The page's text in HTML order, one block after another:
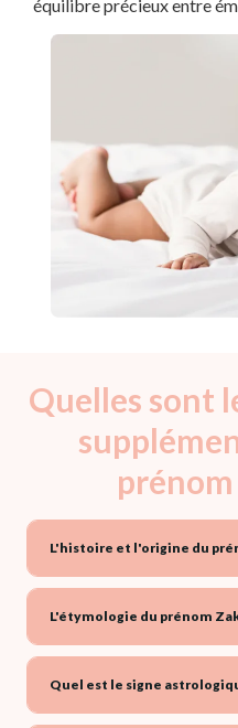
équilibre précieux entre
Quelles sont
L'histoire et l'origine du
L'étymologie du prénom
Quel est le signe